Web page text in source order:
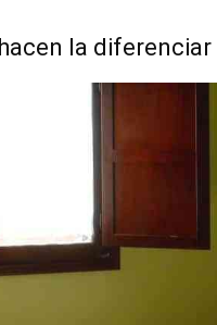
la diferenciar